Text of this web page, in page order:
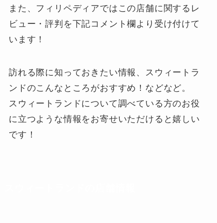
また、フィリペディアではこの店舗に関するレ
ビュー・評判を下記コメント欄 より受け付けて
います！
訪れる際に知っておきたい情報、スウィートラ
ンドのこんなところがおすすめ！などなど。
スウィートランドについて調べている方のお役
に立つような情報をお寄せいただけると嬉しい
です！